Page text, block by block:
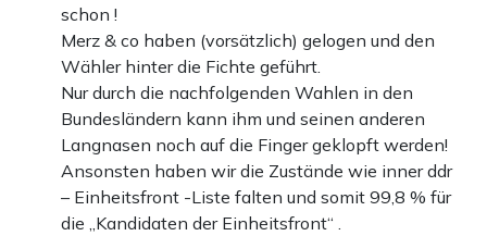
schon !
Merz & co haben (vorsätzlich) gelogen und den
Wähler hinter die Fichte geführt.
Nur durch die nachfolgenden Wahlen in den
Bundesländern kann ihm und seinen anderen
Langnasen noch auf die Finger geklopft werden!
Ansonsten haben wir die Zustände wie inner ddr
– Einheitsfront -Liste falten und somit 99,8 % für
die „Kandidaten der Einheitsfront“ .